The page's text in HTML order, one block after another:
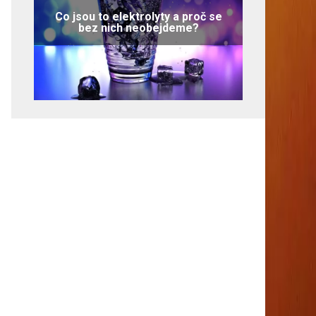
Co jsou to elektrolyty a proč se
bez nich neobejdeme?